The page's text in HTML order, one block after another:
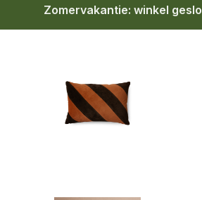
Zomervakantie: winkel
Terug 70S CERAMICS